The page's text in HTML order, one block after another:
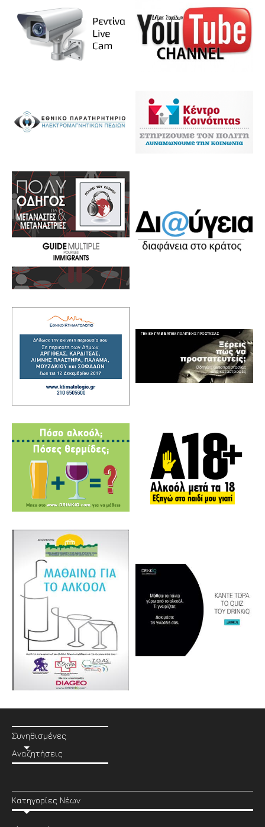
Συνηθισμένες
Αναζητήσεις
Κατηγορίες Νέων